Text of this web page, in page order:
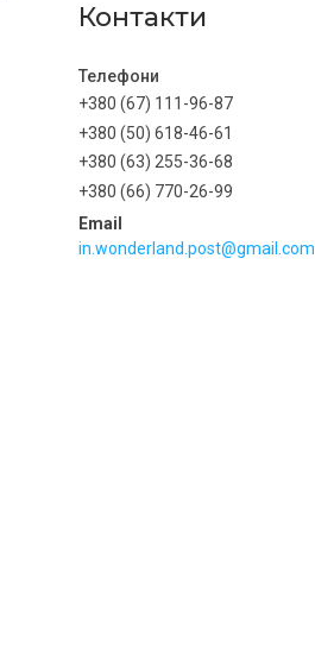
Контакти
+380 (67) 111-96-87
+380 (50) 618-46-61
+380 (63) 255-36-68
+380 (66) 770-26-99
in.wonderland.post@gmail.com